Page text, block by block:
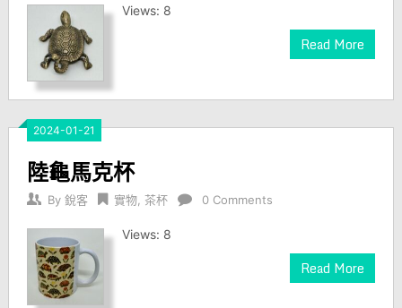
Views: 8
Read More
2024-01-21
陸龜馬克杯
By 銳客 實物, 茶杯 0 Comments
Views: 8
Read More